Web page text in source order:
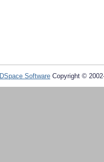
DSpace Software Copyright ©